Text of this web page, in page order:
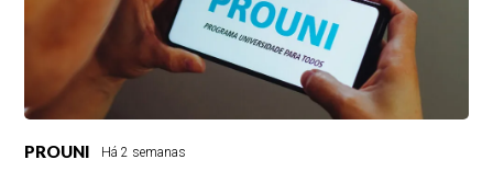
PROUNI Há 2 semanas